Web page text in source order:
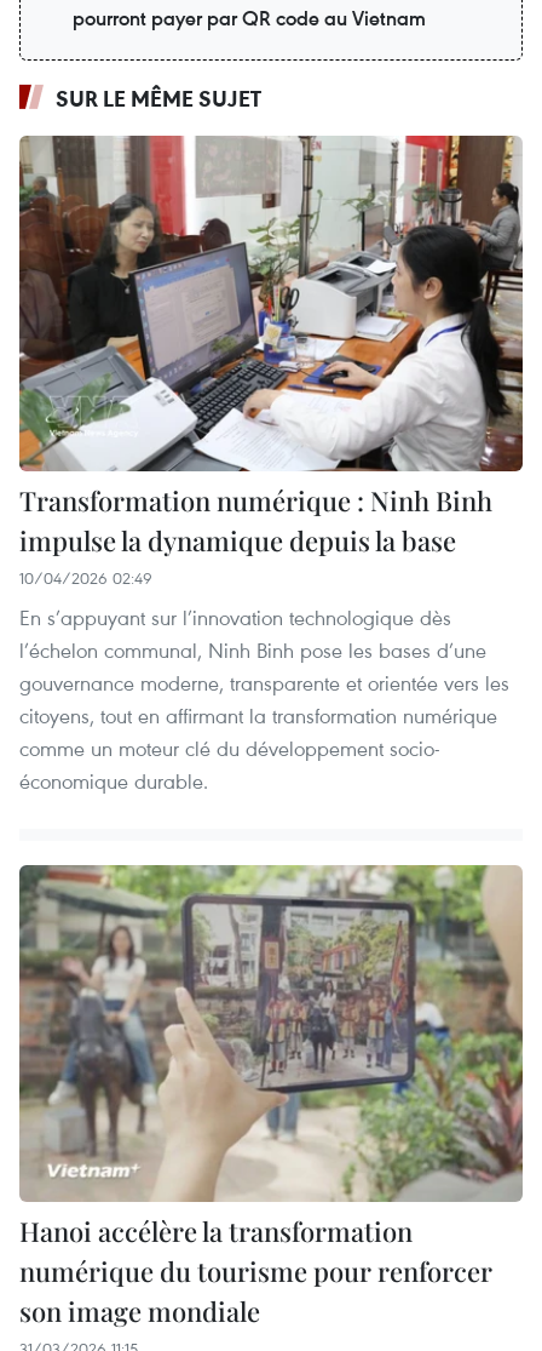
pourront payer par QR code au Vietnam
SUR LE MÊME SUJET
Transformation numérique : Ninh Binh
impulse la dynamique depuis la base
10/04/2026 02:49
En s’appuyant sur l’innovation technologique dès
l’échelon communal, Ninh Binh pose les bases d’une
gouvernance moderne, transparente et orientée vers les
citoyens, tout en affirmant la transformation numérique
comme un moteur clé du développement socio-
économique durable.
Hanoi accélère la transformation
numérique du tourisme pour renforcer
son image mondiale